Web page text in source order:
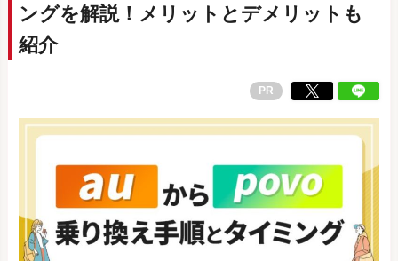
ングを解説！メリットとデメリットも
紹介
PR